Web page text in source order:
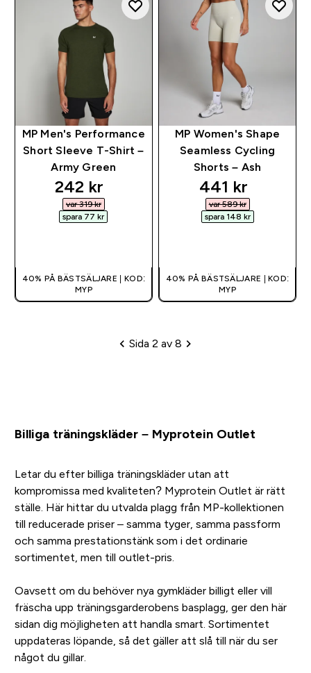
MP Men's Performance
Short Sleeve T-Shirt –
Army Green
discounted price
242 kr‎
var 319 kr‎
spara 77 kr‎
40% PÅ BÄSTSÄLJARE | KOD:
MYP
MP Women's Shape
Seamless Cycling
Shorts – Ash
discounted
441 kr‎
var 589 kr‎
spara 148 kr‎
40% PÅ BÄSTSÄLJARE | KOD:
MYP
Sidhänvisning
Sida 2 av 8
Billiga träningskläder – Myprotein Outlet
Letar du efter billiga träningskläder utan att
kompromissa med kvaliteten? Myprotein Outlet är rätt
ställe. Här hittar du utvalda plagg från MP-kollektionen
till reducerade priser – samma tyger, samma passform
och samma prestationstänk som i det ordinarie
sortimentet, men till outlet-pris.
Oavsett om du behöver nya gymkläder billigt eller vill
fräscha upp träningsgarderobens basplagg, ger den här
sidan dig möjligheten att handla smart. Sortimentet
uppdateras löpande, så det gäller att slå till när du ser
något du gillar.